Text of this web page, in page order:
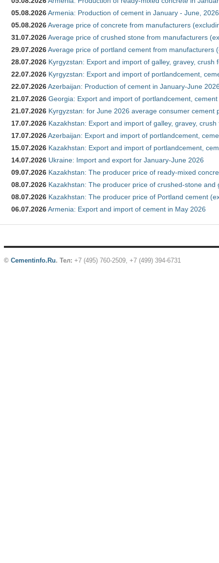
05.08.2026Armenia: Production of cement in January - June, 2026
05.08.2026Average price of concrete from manufacturers
31.07.2026Average price of crushed stone from manufacturers
29.07.2026Average price of portland cement from manufacturers
28.07.2026 Kyrgyzstan: Export and import of galley, gravey,
22.07.2026 Kyrgyzstan: Export and import of portlandcement,
22.07.2026Azerbaijan: Production of cement in January-June
21.07.2026 Georgia: Export and import of portlandcement,
21.07.2026 Kyrgyzstan: for June 2026 average consumer cement
17.07.2026 Kazakhstan: Export and import of galley, gravey,
17.07.2026Azerbaijan: Export and import of portlandcement,
15.07.2026 Kazakhstan: Export and import of portlandcement,
14.07.2026 Ukraine: Import and export for January-June 2026
09.07.2026 Kazakhstan: The producer price of ready-mixed
08.07.2026 Kazakhstan: The producer price of crushed-stone and
08.07.2026 Kazakhstan: The producer price of Portland cement
06.07.2026Armenia: Export and import of cement in May 2026
© Cementinfo.Ru. Тел: +7 (495) 760-2509, +7 (499) 394-6731